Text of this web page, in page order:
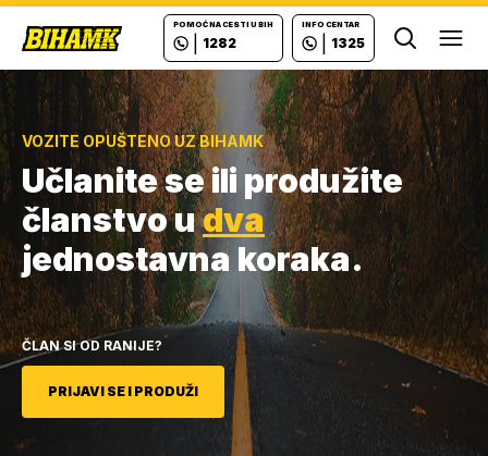
POMOĆ NA CESTI U BIH
1282
INFO CENTAR
1325
VOZITE OPUŠTENO UZ BIHAMK
Učlanite se ili produžite
članstvo udva
jednostavna koraka.
ČLAN SI OD RANIJE?
PRIJAVI SE I PRODUŽI